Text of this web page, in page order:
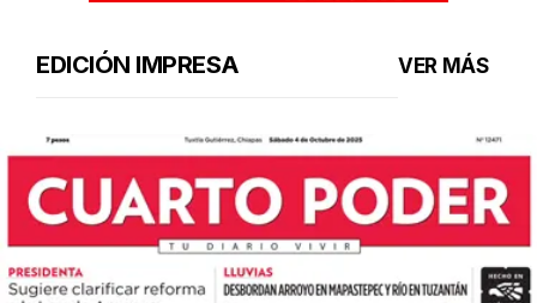
EDICIÓN IMPRESA VER MÁS